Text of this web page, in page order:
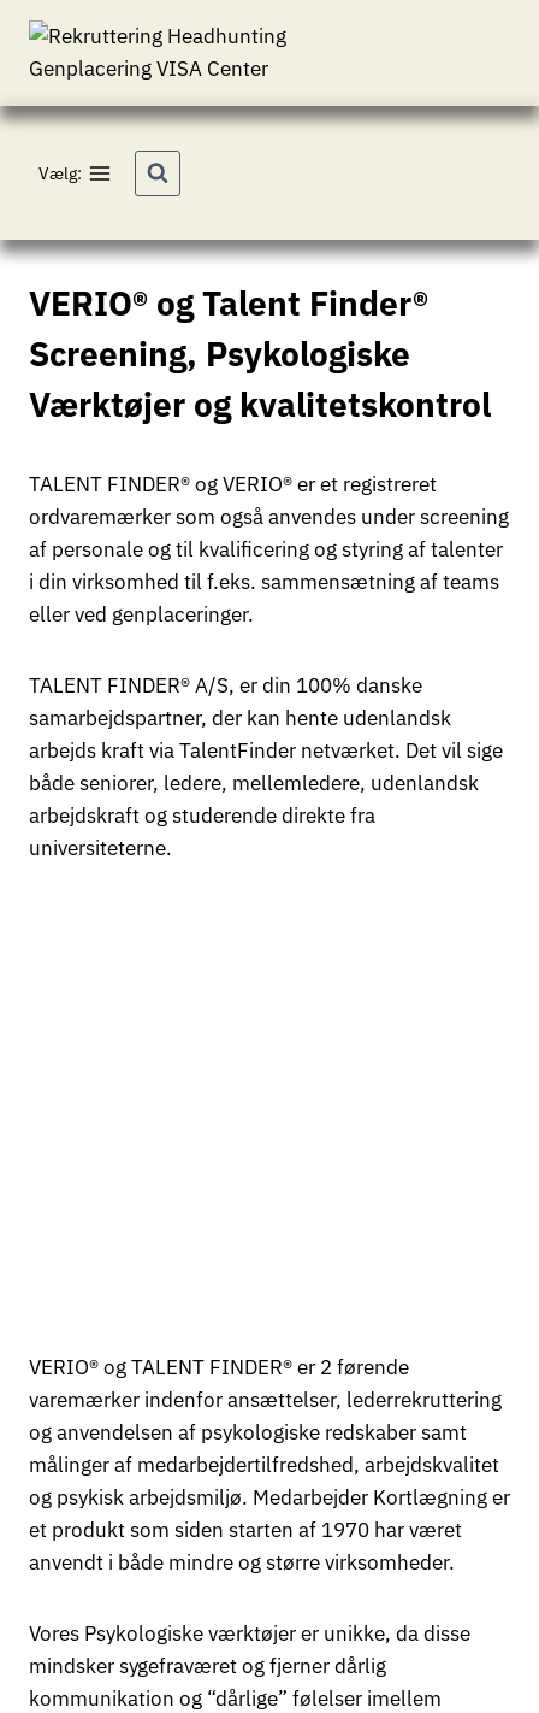
Fortsæt
indhold
Vælg:
VERIO® og Talent Finder®
Screening, Psykologiske
Værktøjer og kvalitetskontrol
TALENT FINDER® og VERIO® er et registreret
ordvaremærker som også anvendes under screening
af personale og til kvalificering og styring af talenter
i din virksomhed til f.eks. sammensætning af teams
eller ved genplaceringer.
TALENT FINDER® A/S, er din 100% danske
samarbejdspartner, der kan hente udenlandsk
arbejds kraft via TalentFinder netværket. Det vil sige
både seniorer, ledere, mellemledere, udenlandsk
arbejdskraft og studerende direkte fra
universiteterne.
VERIO® og TALENT FINDER® er 2 førende
varemærker indenfor ansættelser, lederrekruttering
og anvendelsen af psykologiske redskaber samt
målinger af medarbejdertilfredshed, arbejdskvalitet
og psykisk arbejdsmiljø. Medarbejder Kortlægning er
et produkt som siden starten af 1970 har været
anvendt i både mindre og større virksomheder.
Vores Psykologiske værktøjer er unikke, da disse
mindsker sygefraværet og fjerner dårlig
kommunikation og “dårlige” følelser imellem